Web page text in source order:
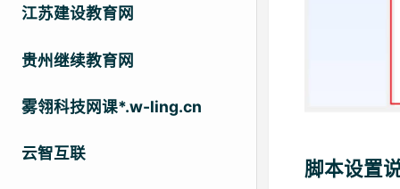
江苏建设教育网
贵州继续教育网
雾翎科技网课*.w-ling.cn
云智互联
脚本设置